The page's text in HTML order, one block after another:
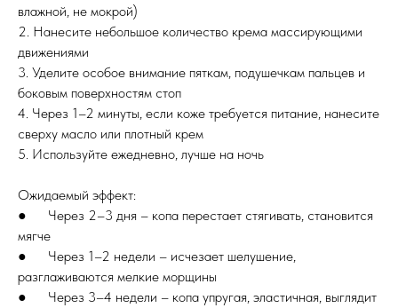
влажной, не мокрой)
2. Нанесите небольшое количество крема массирующими
движениями
3. Уделите особое внимание пяткам, подушечкам пальцев и
боковым поверхностям стоп
4. Через 1–2 минуты, если коже требуется питание, нанесите
сверху масло или плотный крем
5. Используйте ежедневно, лучше на ночь
Ожидаемый эффект:
● Через 2–3 дня – копа перестает стягивать, становится
мягче
● Через 1–2 недели – исчезает шелушение,
разглаживаются мелкие морщины
● Через 3–4 недели – копа упругая, эластичная, выглядит